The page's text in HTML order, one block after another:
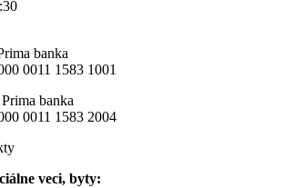
banka
0011 1583 1001
banka
0011 1583 2004
veci, byty: